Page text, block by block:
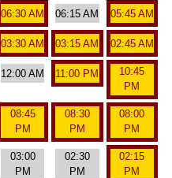
06:30 AM 06:15 AM 05:45 AM
03:30 AM 03:15 AM 02:45 AM
12:00 AM 11:00 PM
10:45
PM
08:45
PM
08:30
PM
08:00
PM
03:00
PM
02:30
PM
02:15
PM